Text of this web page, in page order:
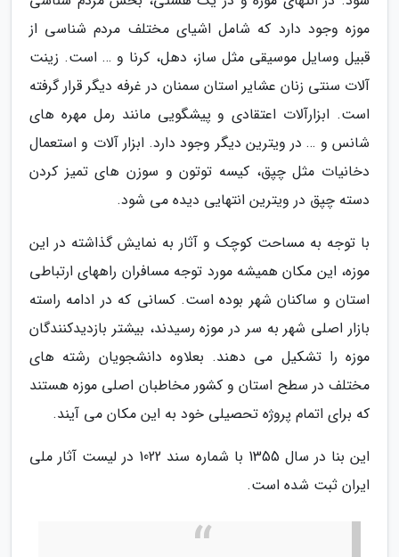
موزه وجود دارد که شامل اشیای مختلف مردم شناسی از
قبیل وسایل موسیقی مثل ساز، دهل، کرنا و … است. زینت
آلات سنتی زنان عشایر استان سمنان در غرفه دیگر قرار گرفته
است. ابزارآلات اعتقادی و پیشگویی مانند رمل مهره های
شانس و … در ویترین دیگر وجود دارد. ابزار آلات و استعمال
دخانیات مثل چپق، کیسه توتون و سوزن های تمیز کردن
دسته چپق در ویترین انتهایی دیده می شود.
با توجه به مساحت کوچک و آثار به نمایش گذاشته در این
موزه، این مکان همیشه مورد توجه مسافران راههای ارتباطی
استان و ساکنان شهر بوده است. کسانی که در ادامه راسته
بازار اصلی شهر به سر در موزه رسیدند، بیشتر بازدیدکنندگان
موزه را تشکیل می دهند. بعلاوه دانشجویان رشته های
مختلف در سطح استان و کشور مخاطبان اصلی موزه هستند
که برای اتمام پروژه تحصیلی خود به این مکان می آیند.
این بنا در سال 1355 با شماره سند 1022 در لیست آثار ملی
ایران ثبت شده است.